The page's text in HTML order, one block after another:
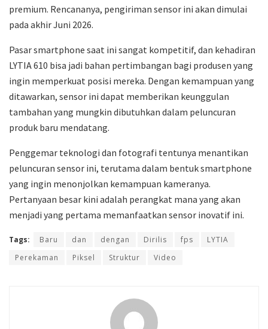
premium. Rencananya, pengiriman sensor ini akan dimulai
pada akhir Juni 2026.
Pasar smartphone saat ini sangat kompetitif, dan kehadiran
LYTIA 610 bisa jadi bahan pertimbangan bagi produsen yang
ingin memperkuat posisi mereka. Dengan kemampuan yang
ditawarkan, sensor ini dapat memberikan keunggulan
tambahan yang mungkin dibutuhkan dalam peluncuran
produk baru mendatang.
Penggemar teknologi dan fotografi tentunya menantikan
peluncuran sensor ini, terutama dalam bentuk smartphone
yang ingin menonjolkan kemampuan kameranya.
Pertanyaan besar kini adalah perangkat mana yang akan
menjadi yang pertama memanfaatkan sensor inovatif ini.
Tags: Baru dan dengan Dirilis fps
LYTIA
Perekaman
Piksel Struktur Video